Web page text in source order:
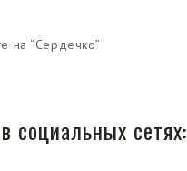
на “Сердечко”
социальных сетях: